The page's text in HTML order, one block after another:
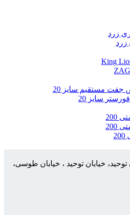
سایز 20
خیابان توحید ، خیابان طوسی،